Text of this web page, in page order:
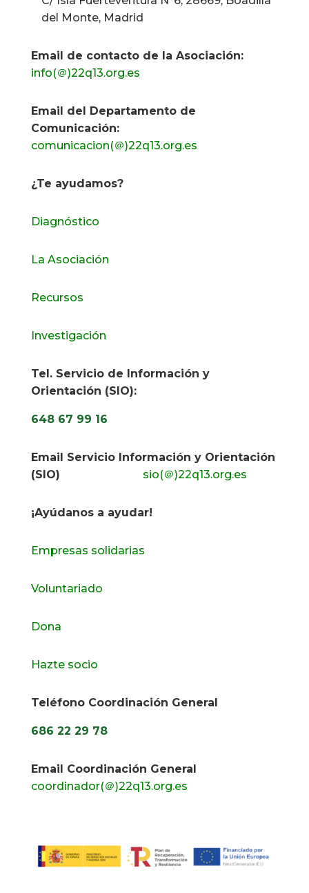
del Monte, Madrid
Email de contacto de la Asociación:
info(＠)22q13.org.es
Email del Departamento de
Comunicación:
comunicacion(＠)22q13.org.es
¿Te ayudamos?
Diagnóstico
La Asociación
Recursos
Investigación
Tel. Servicio de Información y
Orientación (SIO):
648 67 99 16
Email Servicio Información y Orientación
(SIO) sio(＠)22q13.org.es
¡Ayúdanos a ayudar!
Empresas solidarias
Voluntariado
Dona
Hazte socio
Teléfono Coordinación General
686 22 29 78
Email Coordinación General
coordinador(＠)22q13.org.es